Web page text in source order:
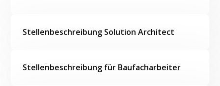
Stellenbeschreibung Solution Architect
Stellenbeschreibung für Baufacharbeiter